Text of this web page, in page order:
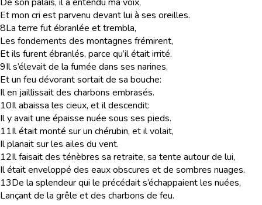
Et mon cri est parvenu devant lui à ses oreilles.
8La terre fut ébranlée et trembla,
Les fondements des montagnes frémirent,
Et ils furent ébranlés, parce qu’il était irrité.
9Il s’élevait de la fumée dans ses narines,
Et un feu dévorant sortait de sa bouche:
Il en jaillissait des charbons embrasés.
10Il abaissa les cieux, et il descendit:
Il y avait une épaisse nuée sous ses pieds.
11Il était monté sur un chérubin, et il volait,
Il planait sur les ailes du vent.
12Il faisait des ténèbres sa retraite, sa tente autour de lui,
Il était enveloppé des eaux obscures et de sombres nuages.
13De la splendeur qui le précédait s’échappaient les nuées,
Lançant de la grêle et des charbons de feu.